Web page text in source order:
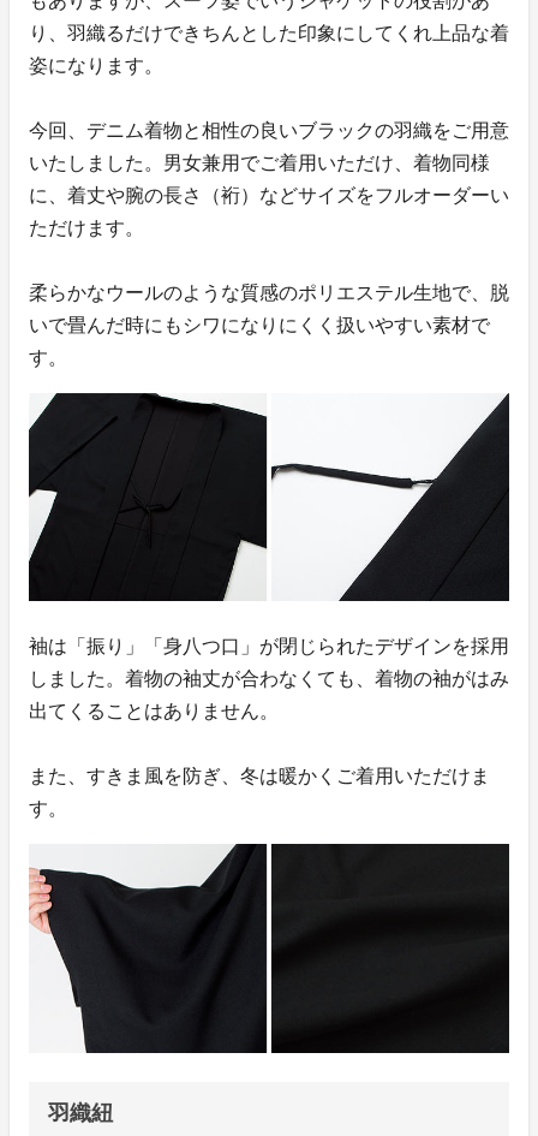
り、羽織るだけできちんとした印象にしてくれ上品な着
姿になります。
今回、デニム着物と相性の良いブラックの羽織をご用意
いたしました。男女兼用でご着用いただけ、着物同様
に、着丈や腕の長さ（裄）などサイズをフルオーダーい
ただけます。
柔らかなウールのような質感のポリエステル生地で、脱
いで畳んだ時にもシワになりにくく扱いやすい素材で
す。
袖は「振り」「身八つ口」が閉じられたデザインを採用
しました。着物の袖丈が合わなくても、着物の袖がはみ
出てくることはありません。
また、すきま風を防ぎ、冬は暖かくご着用いただけま
す。
羽織紐